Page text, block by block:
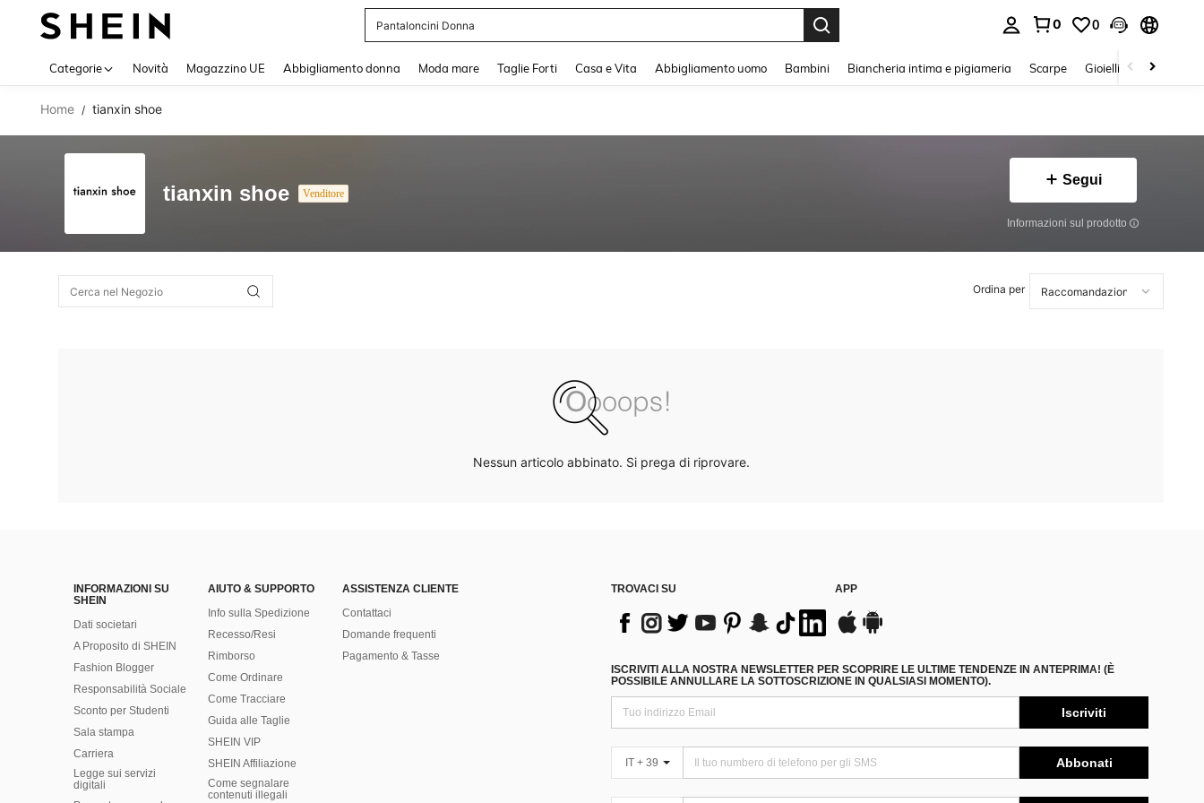
Pantaloncini Donna
0 0
Categorie Novità Magazzino UE Abbigliamento donna Moda mare Taglie Forti Casa e Vita Abbigliamento uomo Bambini Biancheria intima e pigiameria Scarpe Gioielli E Accessori
Home / tianxin shoe
tianxin shoe Venditore
Segui
Informazioni sul prodotto
Ordina per
Nessun articolo abbinato. Si prega di riprovare.
INFORMAZIONI SU
SHEIN
Dati societari
A Proposito di SHEIN
Fashion Blogger
Responsabilità Sociale
Sconto per Studenti
Sala stampa
Carriera
Legge sui servizi
digitali
AIUTO & SUPPORTO
Info sulla Spedizione
Recesso/Resi
Rimborso
Come Ordinare
Come Tracciare
Guida alle Taglie
SHEIN VIP
SHEIN Affiliazione
Come segnalare
contenuti illegali
ASSISTENZA CLIENTE
Contattaci
Domande frequenti
Pagamento & Tasse
TROVACI SU APP
ISCRIVITI ALLA NOSTRA NEWSLETTER PER SCOPRIRE LE ULTIME TENDENZE IN ANTEPRIMA! (È
POSSIBILE ANNULLARE LA SOTTOSCRIZIONE IN QUALSIASI MOMENTO).
Iscriviti
IT + 39 Abbonati